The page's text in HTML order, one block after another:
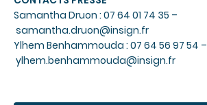
Samantha Druon : 07 64 01 74 35 –
samantha.druon@insign.fr
Ylhem Benhammouda : 07 64 56 97 54 –
ylhem.benhammouda@insign.fr